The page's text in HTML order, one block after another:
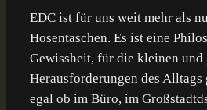
EDC ist für uns weit mehr als
Hosentaschen. Es ist eine
Gewissheit, für die kleinen und
Herausforderungen des Alltags
egal ob im Büro, im